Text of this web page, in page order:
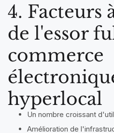
4. Facteurs
de l'essor
commerce
hyperlocal
Un nombre croissant
Amélioration de